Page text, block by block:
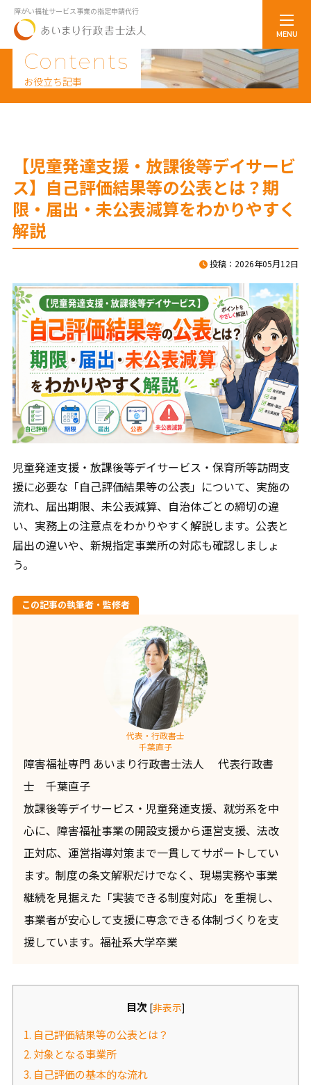
障がい福祉サービス事業の指定申請代行
MENU
Contents
お役立ち記事
【児童発達支援・放課後等デイサービ
ス】自己評価結果等の公表とは？期
限・届出・未公表減算をわかりやすく
解説
投稿：2026年05月12日
児童発達支援・放課後等デイサービス・保育所等訪問支
援に必要な「自己評価結果等の公表」について、実施の
流れ、届出期限、未公表減算、自治体ごとの締切の違
い、実務上の注意点をわかりやすく解説します。公表と
届出の違いや、新規指定事業所の対応も確認しましょ
う。
この記事の執筆者・監修者
代表・行政書士
千葉直子
障害福祉専門 あいまり行政書士法人 代表行政書
士 千葉直子
放課後等デイサービス・児童発達支援、就労系を中
心に、障害福祉事業の開設支援から運営支援、法改
正対応、運営指導対策まで一貫してサポートしてい
ます。制度の条文解釈だけでなく、現場実務や事業
継続を見据えた「実装できる制度対応」を重視し、
事業者が安心して支援に専念できる体制づくりを支
援しています。福祉系大学卒業
目次 [非表示]
1. 自己評価結果等の公表とは？
2. 対象となる事業所
3. 自己評価の基本的な流れ
トップページ
事務所案内
代表プロフィール
お問合せ
採用
プライバシーポリシー
Contact
お問合せ
ご質問やご相談がございましたら、お気軽にお問合せく
ださい。
当事務所の専門スタッフが丁寧に対応いたします。
メール相談はこちら
24時間365日受付
Chatworkから相談する